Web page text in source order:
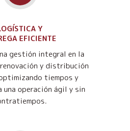
Y
EFICIENTE
gestión integral en la
y distribución
tiempos y
una operación ágil y sin